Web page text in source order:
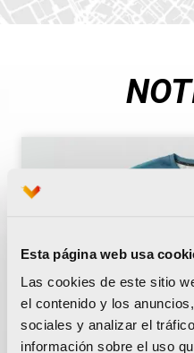
Esta página web usa
Las cookies de este sitio
el contenido y los
sociales y analizar el
información sobre el uso